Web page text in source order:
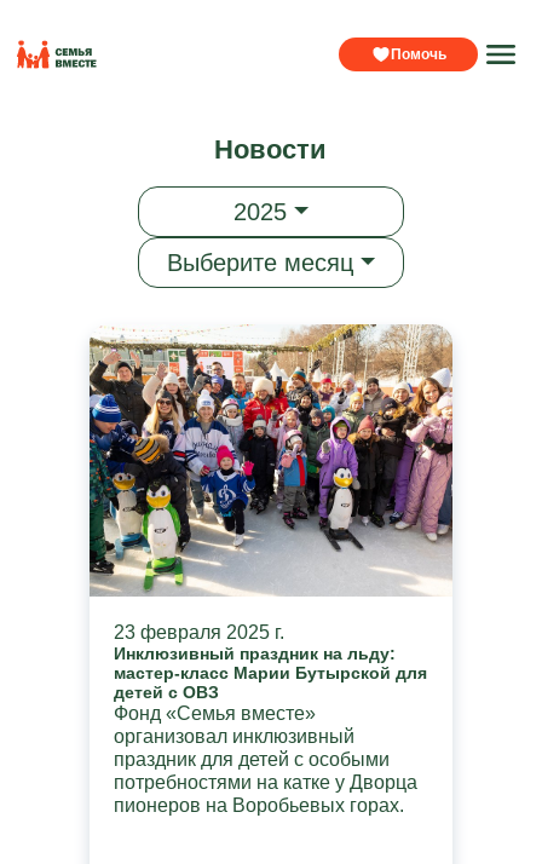
Помочь
Новости
2025
Выберите месяц
23 февраля 2025 г.
Инклюзивный праздник на льду:
мастер-класс Марии Бутырской для
детей с ОВЗ
Фонд «Семья вместе»
организовал инклюзивный
праздник для детей с особыми
потребностями на катке у Дворца
пионеров на Воробьевых горах.